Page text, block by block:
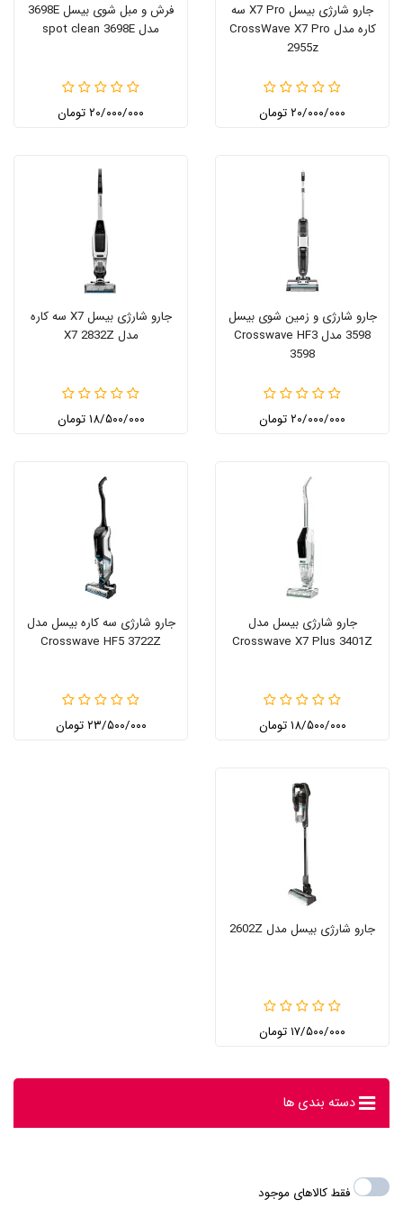
جارو شارژی بیسل X7 Pro سه
کاره مدل CrossWave X7 Pro
2955z
۲۰/۰۰۰/۰۰۰ تومان
فرش‌ و مبل شوی بیسل 3698E
مدل spot clean 3698E
۲۰/۰۰۰/۰۰۰ تومان
جارو شارژی و زمین شوی بیسل
3598 مدل Crosswave HF3
3598
۲۰/۰۰۰/۰۰۰ تومان
جارو شارژی بیسل X7 سه کاره
مدل X7 2832Z
۱۸/۵۰۰/۰۰۰ تومان
جارو شارژی بیسل مدل
Crosswave X7 Plus 3401Z
۱۸/۵۰۰/۰۰۰ تومان
جارو شارژی سه کاره بیسل مدل
Crosswave HF5 3722Z
۲۳/۵۰۰/۰۰۰ تومان
جارو شارژی بیسل مدل 2602Z
۱۷/۵۰۰/۰۰۰ تومان
دسته بندی ها
فقط کالاهای موجود